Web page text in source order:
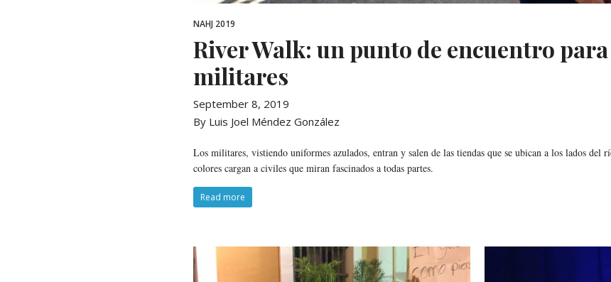
NAHJ 2019
River Walk: un punto de encuentro
militares
September 8, 2019
By Luis Joel Méndez González
Los militares, vistiendo uniformes azulados, entran y salen de las tiendas que se ubican a los lados del
colores cargan a civiles que miran fascinados a todas partes.
Read more